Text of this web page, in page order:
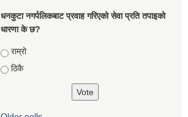
धनकुटा नगर्पलिकबाट प्रवाह गरिएको सेवा प्रति तपाइको
धारणा के छ?
Choices
राम्रो
ठिकै